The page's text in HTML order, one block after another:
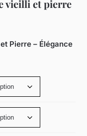
vieilli et pierre
Pierre – Élégance